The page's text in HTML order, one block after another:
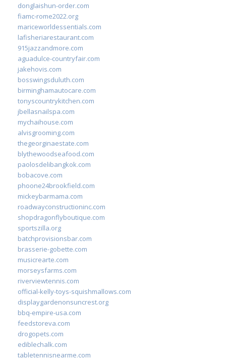
donglaishun-order.com
fiamc-rome2022.org
mariceworldessentials.com
lafisheriarestaurant.com
915jazzandmore.com
aguadulce-countryfair.com
jakehovis.com
bosswingsduluth.com
birminghamautocare.com
tonyscountrykitchen.com
jbellasnailspa.com
mychaihouse.com
alvisgrooming.com
thegeorginaestate.com
blythewoodseafood.com
paolosdelibangkok.com
bobacove.com
phoone24brookfield.com
mickeybarmama.com
roadwayconstructioninc.com
shopdragonflyboutique.com
sportszilla.org
batchprovisionsbar.com
brasserie-gobette.com
musicrearte.com
morseysfarms.com
riverviewtennis.com
official-kelly-toys-squishmallows.com
displaygardenonsuncrest.org
bbq-empire-usa.com
feedstoreva.com
drogopets.com
ediblechalk.com
tabletennisnearme.com